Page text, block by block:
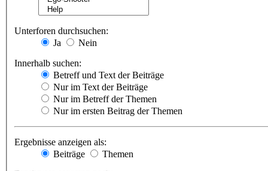
Unterforen durchsuchen:
Ja
Nein
Innerhalb suchen:
Betreff und Text der Beiträge
Nur im Text der Beiträge
Nur im Betreff der Themen
Nur im ersten Beitrag der Themen
Ergebnisse anzeigen als:
Beiträge
Themen